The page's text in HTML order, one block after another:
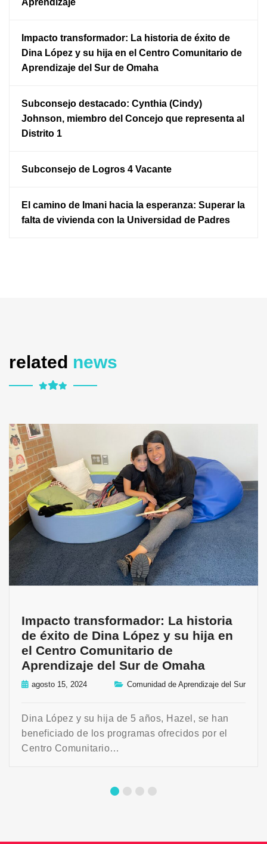
Aprendizaje
Impacto transformador: La historia de éxito de
Dina López y su hija en el Centro Comunitario de
Aprendizaje del Sur de Omaha
Subconsejo destacado: Cynthia (Cindy)
Johnson, miembro del Concejo que representa al
Distrito 1
Subconsejo de Logros 4 Vacante
El camino de Imani hacia la esperanza: Superar la
falta de vivienda con la Universidad de Padres
related news
Impacto transformador: La historia
de éxito de Dina López y su hija en
el Centro Comunitario de
Aprendizaje del Sur de Omaha
agosto 15, 2024 Comunidad de Aprendizaje del Sur
Dina López y su hija de 5 años, Hazel, se han
beneficiado de los programas ofrecidos por el
Centro Comunitario…